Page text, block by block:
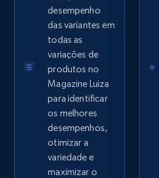
2.4K+ 200+
Home Depot US
URL, Domain, Country code,
Sku, Product id, Product name,
and more.
2.1K+ 355+
desempenho
das variantes em
todas as
variações de
produtos no
Magazine Luiza
para identificar
os melhores
desempenhos,
otimizar a
variedade e
maximizar o